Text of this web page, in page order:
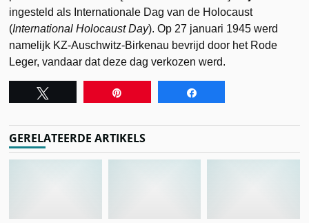
ingesteld als Internationale Dag van de Holocaust
(International Holocaust Day). Op 27 januari 1945 werd
namelijk KZ-Auschwitz-Birkenau bevrijd door het Rode
Leger, vandaar dat deze dag verkozen werd.
GERELATEERDE ARTIKELS